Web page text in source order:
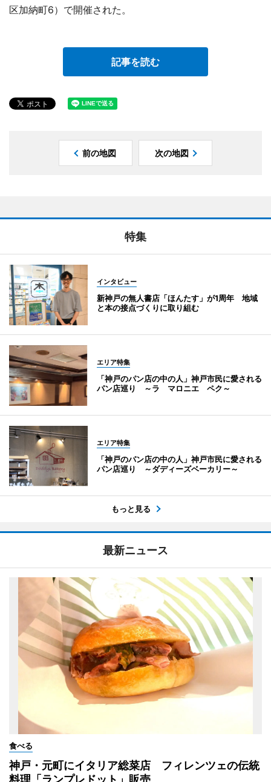
区加納町6）で開催された。
記事を読む
前の地図 次の地図
特集
インタビュー
新神戸の無人書店「ほんたす」が1周年 地域
と本の接点づくりに取り組む
エリア特集
「神戸のパン店の中の人」神戸市民に愛される
パン店巡り ～ラ マロニエ ペク～
エリア特集
「神戸のパン店の中の人」神戸市民に愛される
パン店巡り ～ダディーズベーカリー～
もっと見る
最新ニュース
食べる
神戸・元町にイタリア総菜店 フィレンツェの伝統
料理「ランプレドット」販売